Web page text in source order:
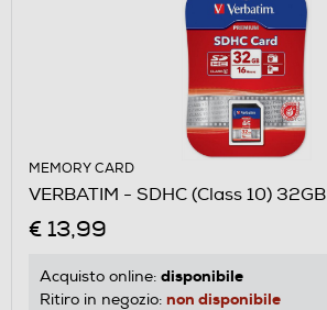
MEMORY CARD
VERBATIM - SDHC (Class 10) 32GB
€ 13,99
Acquisto online: disponibile
Ritiro in negozio: non disponibile